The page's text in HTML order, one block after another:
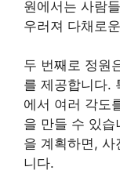
원에서는 사람
우러져 다채로
두 번째로 정원
를 제공합니다.
에서 여러 각도
을 만들 수 있습
을 계획하면,
니다.